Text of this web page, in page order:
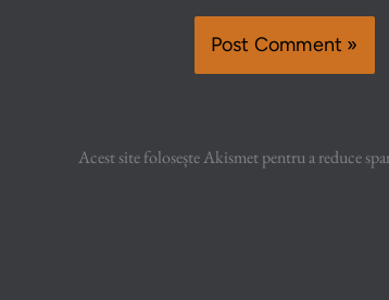
Acest site folosește Akismet pentru a reduce